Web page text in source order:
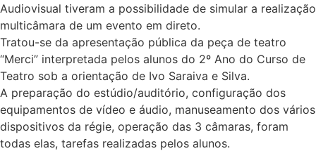
Audiovisual tiveram a possibilidade de simular a realização
multicâmara de um evento em direto.
Tratou-se da apresentação pública da peça de teatro
“Merci” interpretada pelos alunos do 2º Ano do Curso de
Teatro sob a orientação de Ivo Saraiva e Silva.
A preparação do estúdio/auditório, configuração dos
equipamentos de vídeo e áudio, manuseamento dos vários
dispositivos da régie, operação das 3 câmaras, foram
todas elas, tarefas realizadas pelos alunos.